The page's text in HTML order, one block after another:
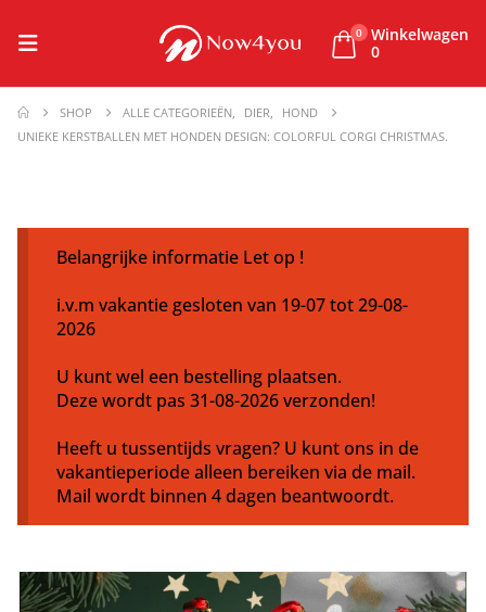
0 Winkelwagen
0
SHOP ALLE CATEGORIEËN, DIER,
HOND
UNIEKE KERSTBALLEN MET HONDEN DESIGN: COLORFUL CORGI CHRISTMAS.
Belangrijke informatie Let op !
i.v.m vakantie gesloten van 19-07 tot 29-08-
2026
U kunt wel een bestelling plaatsen.
Deze wordt pas 31-08-2026 verzonden!
Heeft u tussentijds vragen? U kunt ons in de
vakantieperiode alleen bereiken via de mail.
Mail wordt binnen 4 dagen beantwoordt.